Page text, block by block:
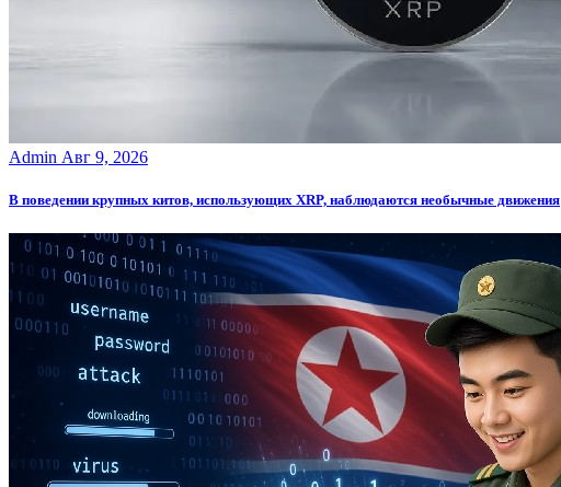
Admin Авг 9, 2026
В поведении крупных китов, использующих XRP, наблюдаются необычные движения